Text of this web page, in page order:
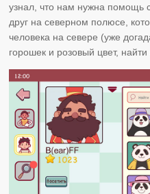
узнал, что нам нужна помощь
друг на северном полюсе,
человека на севере (уже
горошек и розовый цвет,